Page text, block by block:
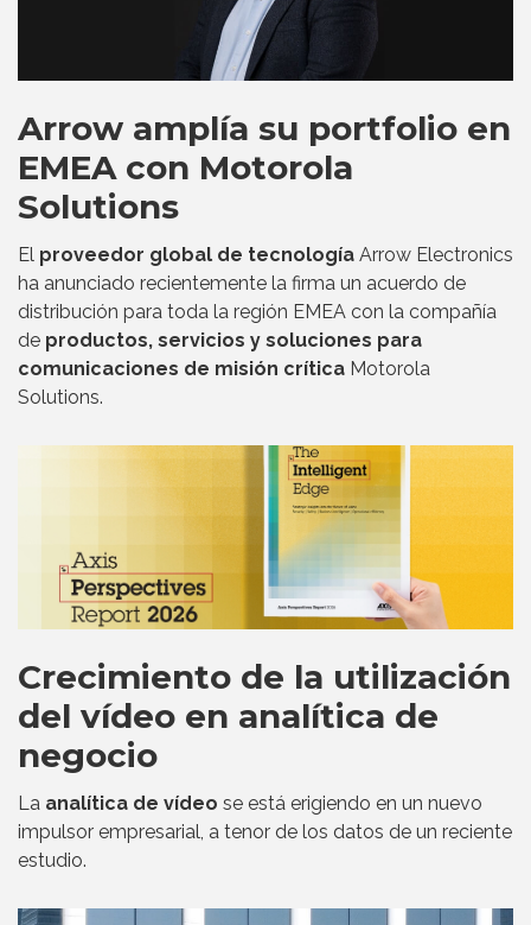
Arrow amplía su portfolio en
EMEA con Motorola
Solutions
El proveedor global de tecnología Arrow Electronics
ha anunciado recientemente la firma un acuerdo de
distribución para toda la región EMEA con la compañía
de productos, servicios y soluciones para
comunicaciones de misión crítica Motorola
Solutions.
Crecimiento de la utilización
del vídeo en analítica de
negocio
La analítica de vídeo se está erigiendo en un nuevo
impulsor empresarial, a tenor de los datos de un reciente
estudio.